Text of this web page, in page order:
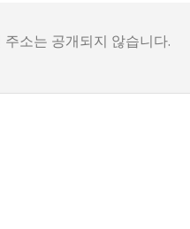
주소는 공개되지 않습니다.